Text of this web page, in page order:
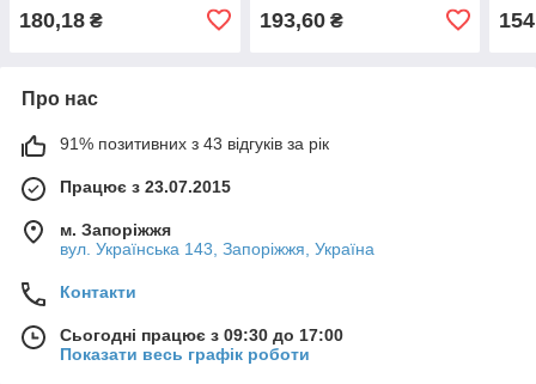
180,18 ₴ 193,60₴
Про нас
91% позитивних з 43 відгуків за рік
Працює з 23.07.2015
м. Запоріжжя
вул. Українська 143, Запоріжжя, Україна
Контакти
Сьогодні працює з 09:30 до 17:00
Показати весь графік роботи